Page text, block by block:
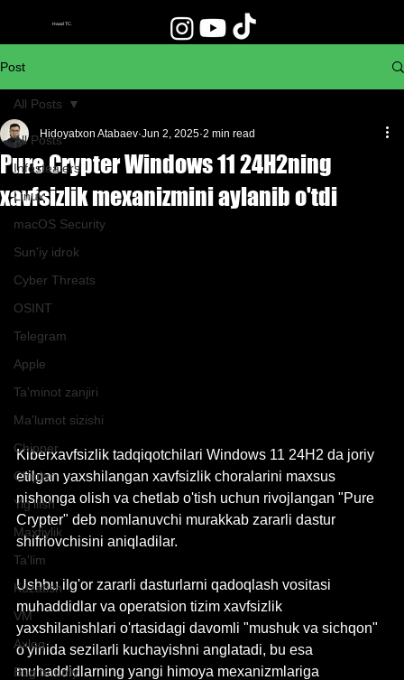
Haad TC.
Post
All Posts
Infostealers
Linux
macOS Security
Sun'iy idrok
Cyber Threats
OSINT
Telegram
Apple
Ta'minot zanjiri
Ma'lumot sizishi
Chipper
Chiplar
Yig'ilish
Maxfiylik
Ta'lim
Kuzatish
VM
Axloq
Bug bounty
All Posts
Pure Crypter Windows 11 24H2ning
xavfsizlik mexanizmini aylanib o'tdi
Hidoyatxon Atabaev Jun 2, 2025 2 min read
Kiberxavfsizlik tadqiqotchilari Windows 11 24H2 da joriy
etilgan yaxshilangan xavfsizlik choralarini maxsus
nishonga olish va chetlab o'tish uchun rivojlangan "Pure
Crypter" deb nomlanuvchi murakkab zararli dastur
shifrlovchisini aniqladilar.
Ushbu ilg'or zararli dasturlarni qadoqlash vositasi
muhaddidlar va operatsion tizim xavfsizlik
yaxshilanishlari o'rtasidagi davomli "mushuk va sichqon"
o'yinida sezilarli kuchayishni anglatadi, bu esa
muhaddidlarning yangi himoya mexanizmlariga